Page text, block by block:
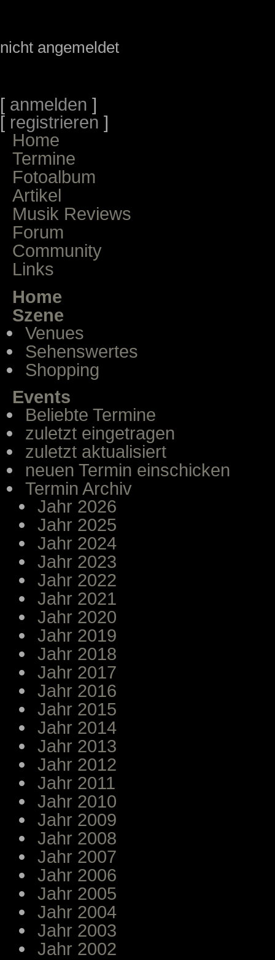
nicht angemeldet
[ anmelden ]
[ registrieren ]
Home
Termine
Fotoalbum
Artikel
Musik Reviews
Forum
Community
Links
Home
Szene
Venues
Sehenswertes
Shopping
Events
Beliebte Termine
zuletzt eingetragen
zuletzt aktualisiert
neuen Termin einschicken
Termin Archiv
Jahr 2026
Jahr 2025
Jahr 2024
Jahr 2023
Jahr 2022
Jahr 2021
Jahr 2020
Jahr 2019
Jahr 2018
Jahr 2017
Jahr 2016
Jahr 2015
Jahr 2014
Jahr 2013
Jahr 2012
Jahr 2011
Jahr 2010
Jahr 2009
Jahr 2008
Jahr 2007
Jahr 2006
Jahr 2005
Jahr 2004
Jahr 2003
Jahr 2002